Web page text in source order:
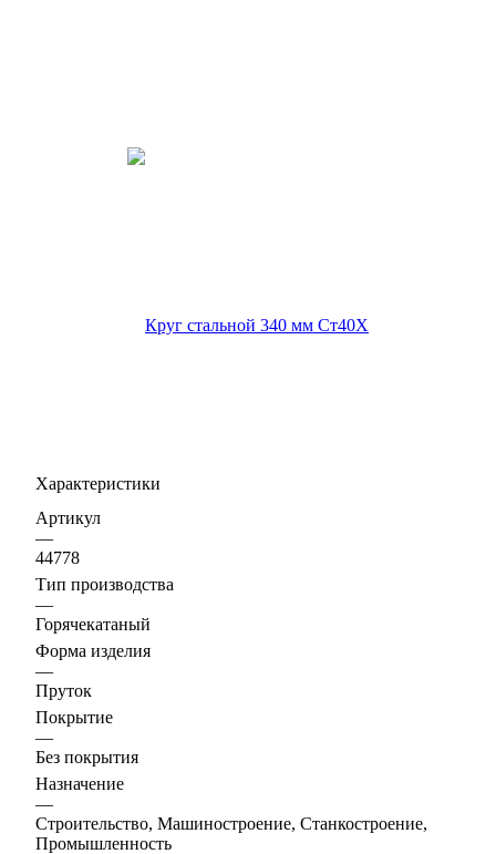
Характеристики
Артикул
—
44778
Тип производства
—
Горячекатаный
Форма изделия
—
Пруток
Покрытие
—
Без покрытия
Назначение
—
Строительство, Машиностроение, Станкостроение,
Промышленность